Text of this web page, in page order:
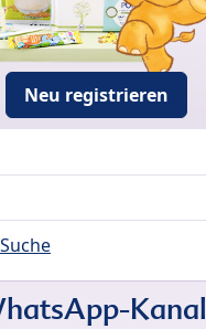
Neu registrieren
Kanal